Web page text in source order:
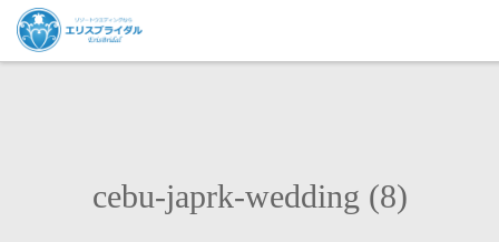
cebu-japrk-wedding (8)